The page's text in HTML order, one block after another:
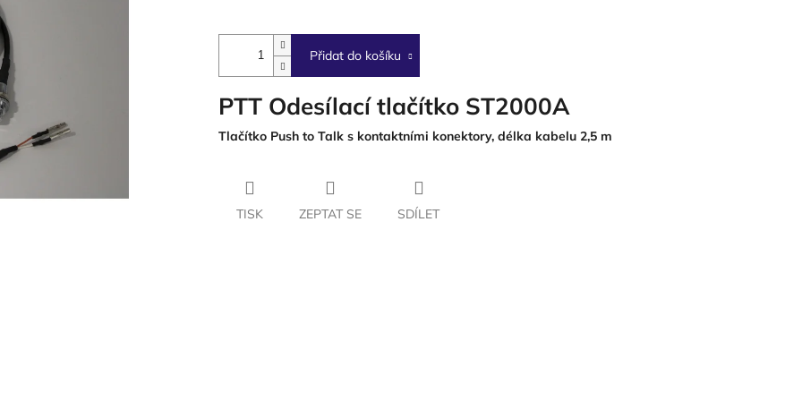
Přidat do košíku
PTT Odesílací tlačítko ST2000A
Tlačítko Push to Talk s kontaktními konektory, délka kabelu 2,5 m
TISK ZEPTAT SE SDÍLET